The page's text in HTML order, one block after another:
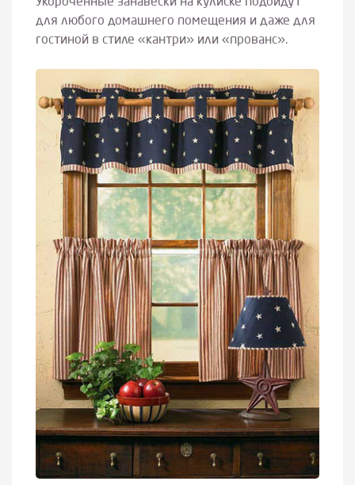
для любого домашнего помещения и даже для
гостиной в стиле «кантри» или «прованс».